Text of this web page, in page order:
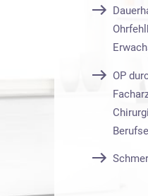
OP